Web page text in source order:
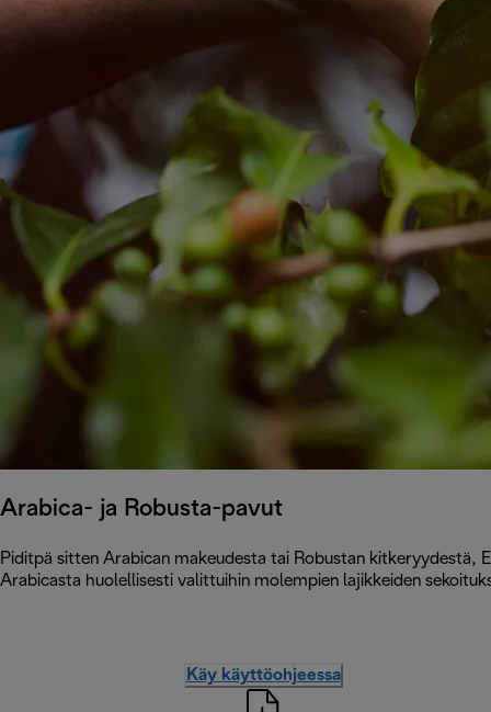
Arabica- ja Robusta-pavut
Piditpä sitten Arabican makeudesta tai Robustan
Arabicasta huolellisesti valittuihin molempien lajikkeiden
Käy käyttöohjeessa